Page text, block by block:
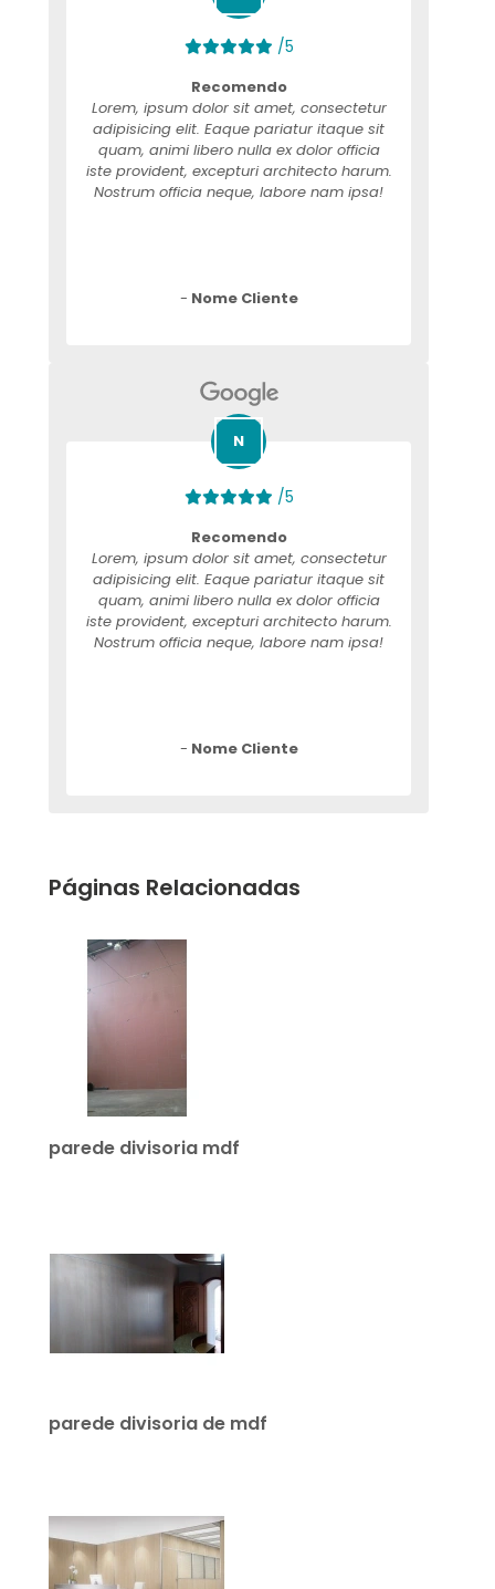
/5
Recomendo
Lorem, ipsum dolor sit amet, consectetur
adipisicing elit. Eaque pariatur itaque sit
quam, animi libero nulla ex dolor officia
iste provident, excepturi architecto harum.
Nostrum officia neque, labore nam ipsa!
- Nome Cliente
/5
Recomendo
Lorem, ipsum dolor sit amet, consectetur
adipisicing elit. Eaque pariatur itaque sit
quam, animi libero nulla ex dolor officia
iste provident, excepturi architecto harum.
Nostrum officia neque, labore nam ipsa!
- Nome Cliente
Páginas Relacionadas
parede divisoria mdf
parede divisoria de mdf